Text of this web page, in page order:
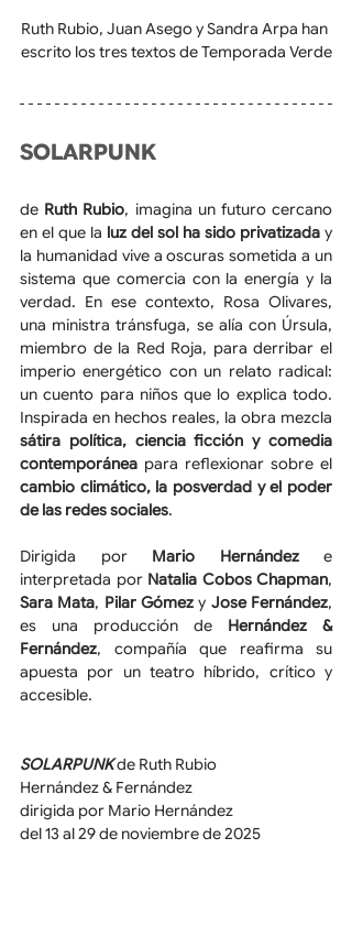
Ruth Rubio, Juan Asego y Sandra Arpa han
escrito los tres textos de Temporada Verde
SOLARPUNK
de Ruth Rubio, imagina un futuro cercano
en el que la luz del sol ha sido privatizada y
la humanidad vive a oscuras sometida a un
sistema que comercia con la energía y la
verdad. En ese contexto, Rosa Olivares,
una ministra tránsfuga, se alía con Úrsula,
miembro de la Red Roja, para derribar el
imperio energético con un relato radical:
un cuento para niños que lo explica todo.
sátira política, ciencia ficción y comedia
contemporánea
cambio climático, la posverdad y el poder
de las redes sociales.
Dirigida por Mario Hernández e
interpretada por Natalia Cobos Chapman
Sara Mata, Pilar Gómez y Jose Fernández,
es una producción de Hernández &
Fernández, compañía que reafirma su
apuesta por un teatro híbrido, crítico y
accesible.
SOLARPUNK de Ruth Rubio
Hernández & Fernández
dirigida por Mario Hernández
del 13 al 29 de noviembre de 2025